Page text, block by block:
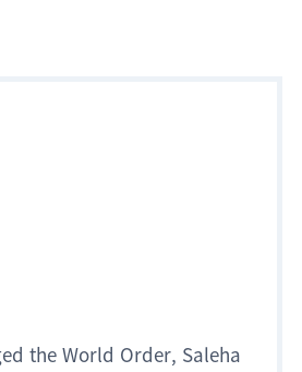
the World Order, Saleha